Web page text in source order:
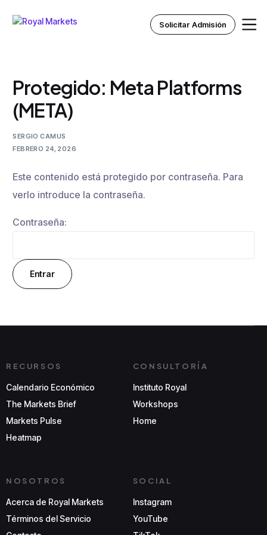
Solicitar Admisión
Protegido: Meta Platforms
(META)
SERGIO CAMUS
FEBRERO 24, 2026
Este contenido está protegido por contraseña. Para
verlo introduce la contraseña.
Contraseña:
RECURSOS
Calendario Económico
The Markets Brief
Markets Pulse
Heatmap
CONSULTORÍA
Instituto Royal
Workshops
Home
NOSOTROS
Acerca de Royal Markets
Términos del Servicio
SOCIAL
Instagram
YouTube
Inicio
Recursos